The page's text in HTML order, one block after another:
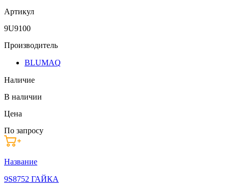
Артикул
9U9100
Производитель
BLUMAQ
Наличие
В наличии
Цена
По запросу
Название
9S8752 ГАЙКА